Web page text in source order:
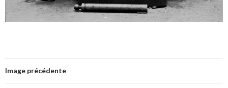
Image précédente